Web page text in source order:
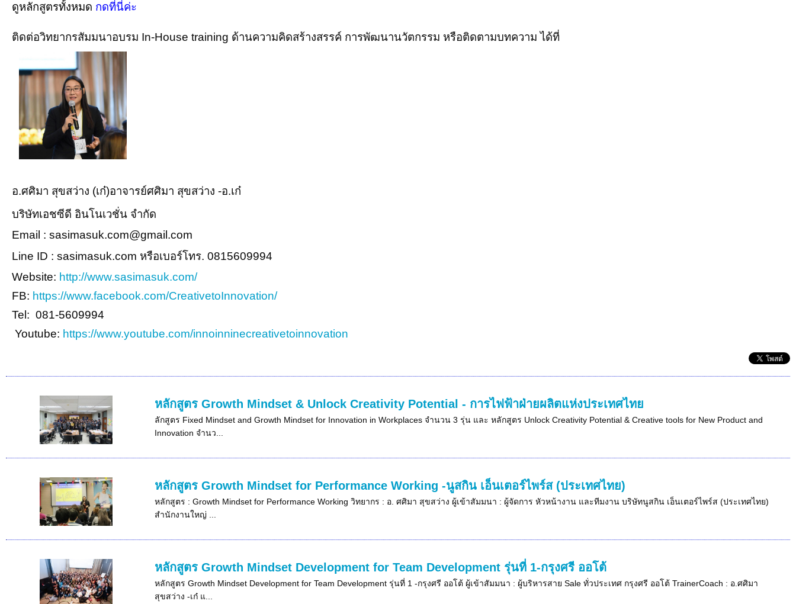
ดูหลักสูตรทั้งหมด กดที่นี่ค่ะ
ติดต่อวิทยากรสัมมนาอบรม In-House training ด้านความคิดสร้างสรรค์ การพัฒนานวัตกรรม หรือติดตามบทความ ได้ที่
อ.ศศิมา สุขสว่าง (เก๋)อาจารย์ศศิมา สุขสว่าง -อ.เก๋
บริษัทเอชซีดี อินโนเวชั่น จำกัด
Email : sasimasuk.com@gmail.com
Line ID : sasimasuk.com หรือเบอร์โทร. 0815609994
Website: http://www.sasimasuk.com/
FB: https://www.facebook.com/CreativetoInnovation/
Tel: 081-5609994
Youtube: https://www.youtube.com/innoinninecreativetoinnovation
หลักสูตร Growth Mindset & Unlock Creativity Potential - การไฟฟ้าฝ่ายผลิตแห่งประเทศไทย
ลักสูตร Fixed Mindset and Growth Mindset for Innovation in Workplaces จำนวน 3 รุ่น และ หลักสูตร Unlock Creativity Potential & Creative tools for New Product and
Innovation จำนว...
หลักสูตร Growth Mindset for Performance Working -นูสกิน เอ็นเตอร์ไพร์ส (ประเทศไทย)
หลักสูตร : Growth Mindset for Performance Working วิทยากร : อ. ศศิมา สุขสว่าง ผู้เข้าสัมมนา : ผู้จัดการ หัวหน้างาน และทีมงาน บริษัทนูสกิน เอ็นเตอร์ไพร์ส (ประเทศไทย)
สำนักงานใหญ่ ...
หลักสูตร Growth Mindset Development for Team Development รุ่นที่ 1-กรุงศรี ออโต้
หลักสูตร Growth Mindset Development for Team Development รุ่นที่ 1 -กรุงศรี ออโต้ ผู้เข้าสัมมนา : ผู้บริหารสาย Sale ทั่วประเทศ กรุงศรี ออโต้ TrainerCoach : อ.ศศิมา
สุขสว่าง -เก๋ แ...